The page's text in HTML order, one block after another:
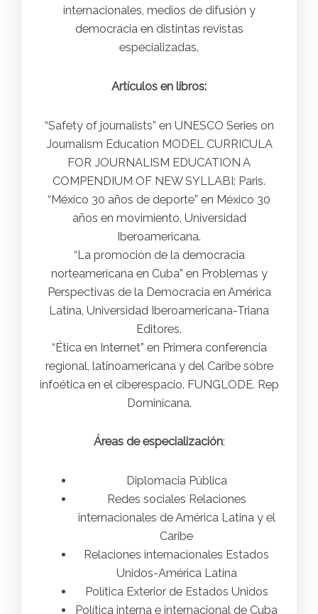
internacionales, medios de difusión y
democracia en distintas revistas
especializadas.
Artículos en libros:
“Safety of journalists” en UNESCO Series on
Journalism Education MODEL CURRICULA
FOR JOURNALISM EDUCATION A
COMPENDIUM OF NEW SYLLABI: Paris.
“México 30 años de deporte” en México 30
años en movimiento, Universidad
Iberoamericana.
“La promoción de la democracia
norteamericana en Cuba” en Problemas y
Perspectivas de la Democracia en América
Latina, Universidad Iberoamericana-Triana
Editores.
“Ética en Internet” en Primera conferencia
regional, latinoamericana y del Caribe sobre
infoética en el ciberespacio. FUNGLODE. Rep
Dominicana.
Áreas de especialización:
Diplomacia Pública
Redes sociales Relaciones
internacionales de América Latina y el
Caribe
Relaciones internacionales Estados
Unidos-América Latina
Política Exterior de Estados Unidos
Política interna e internacional de Cuba